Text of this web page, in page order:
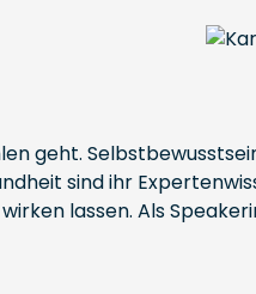
geht.
sind ihr
lassen. Als